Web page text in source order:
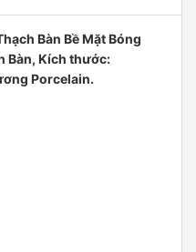
Bàn Bề Mặt Bóng
Bàn, Kích thước:
Porcelain.